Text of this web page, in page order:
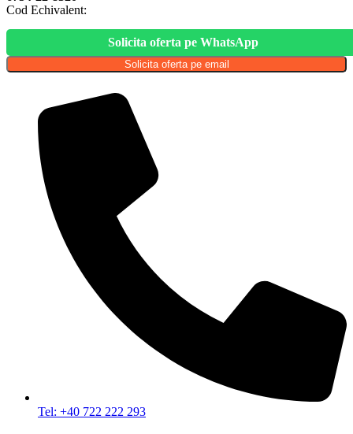
Cod Echivalent:
Solicita oferta pe WhatsApp
Solicita oferta pe email
Tel: +40 722 222 293